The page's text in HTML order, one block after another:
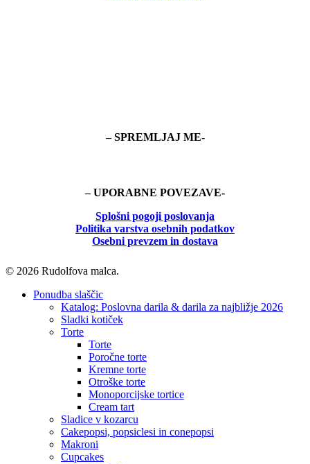
– SPREMLJAJ ME-
– UPORABNE POVEZAVE-
Splošni pogoji poslovanja
Politika varstva osebnih podatkov
Osebni prevzem in dostava
© 2026 Rudolfova malca.
Close
Ponudba slaščic
Katalog: Poslovna darila & darila za najbližje 2026
Sladki kotiček
Torte
Torte
Poročne torte
Kremne torte
Otroške torte
Monoporcijske tortice
Cream tart
Sladice v kozarcu
Cakepopsi, popsiclesi in conepopsi
Makroni
Cupcakes